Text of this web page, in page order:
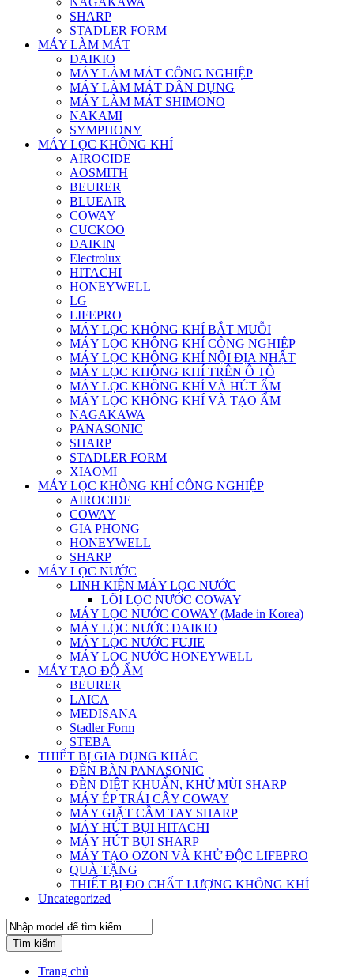
SHARP
STADLER FORM
MÁY LÀM MÁT
DAIKIO
MÁY LÀM MÁT CÔNG NGHIỆP
MÁY LÀM MÁT DÂN DỤNG
MÁY LÀM MÁT SHIMONO
NAKAMI
SYMPHONY
MÁY LỌC KHÔNG KHÍ
AIROCIDE
AOSMITH
BEURER
BLUEAIR
COWAY
CUCKOO
DAIKIN
Electrolux
HITACHI
HONEYWELL
LG
LIFEPRO
MÁY LỌC KHÔNG KHÍ BẮT MUỖI
MÁY LỌC KHÔNG KHÍ CÔNG NGHIỆP
MÁY LỌC KHÔNG KHÍ NỘI ĐỊA NHẬT
MÁY LỌC KHÔNG KHÍ TRÊN Ô TÔ
MÁY LỌC KHÔNG KHÍ VÀ HÚT ẨM
MÁY LỌC KHÔNG KHÍ VÀ TẠO ẨM
NAGAKAWA
PANASONIC
SHARP
STADLER FORM
XIAOMI
MÁY LỌC KHÔNG KHÍ CÔNG NGHIỆP
AIROCIDE
COWAY
GIA PHONG
HONEYWELL
SHARP
MÁY LỌC NƯỚC
LINH KIỆN MÁY LỌC NƯỚC
LÕI LỌC NƯỚC COWAY
MÁY LỌC NƯỚC COWAY (Made in Korea)
MÁY LỌC NƯỚC DAIKIO
MÁY LỌC NƯỚC FUJIE
MÁY LỌC NƯỚC HONEYWELL
MÁY TẠO ĐỘ ẨM
BEURER
LAICA
MEDISANA
Stadler Form
STEBA
THIẾT BỊ GIA DỤNG KHÁC
ĐÈN BÀN PANASONIC
ĐÈN DIỆT KHUẨN, KHỬ MÙI SHARP
MÁY ÉP TRÁI CÂY COWAY
MÁY GIẶT CẦM TAY SHARP
MÁY HÚT BỤI HITACHI
MÁY HÚT BỤI SHARP
MÁY TẠO OZON VÀ KHỬ ĐỘC LIFEPRO
QUÀ TẶNG
THIẾT BỊ ĐO CHẤT LƯỢNG KHÔNG KHÍ
Uncategorized
Tìm kiếm
Trang chủ